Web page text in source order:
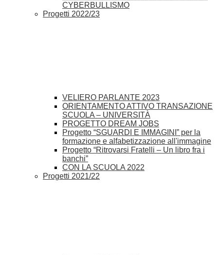
CYBERBULLISMO
Progetti 2022/23
VELIERO PARLANTE 2023
ORIENTAMENTO ATTIVO TRANSAZIONE
SCUOLA – UNIVERSITÀ
PROGETTO DREAM JOBS
Progetto “SGUARDI E IMMAGINI” per la
formazione e alfabetizzazione all'immagine
Progetto “Ritrovarsi Fratelli – Un libro fra i
banchi”
CON LA SCUOLA 2022
Progetti 2021/22